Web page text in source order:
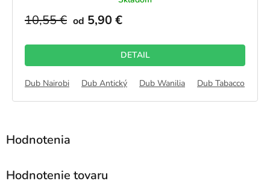
Striebro Orech
od 5,90 €
10,55 €
DETAIL
Dub Nairobi Dub Antický Dub Wanilia Dub Tabacco
Hodnotenie tovaru